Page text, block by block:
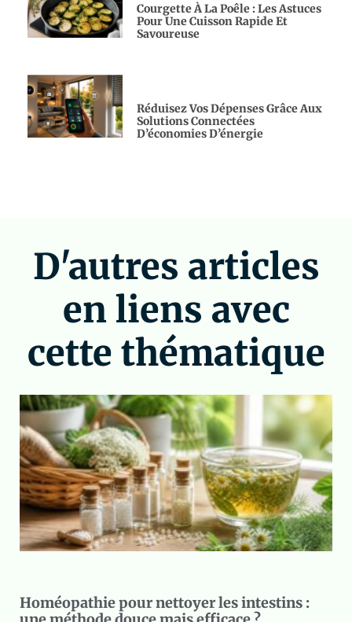
Courgette À La Poêle : Les Astuces
Pour Une Cuisson Rapide Et
Savoureuse
Réduisez Vos Dépenses Grâce Aux
Solutions Connectées
D’économies D’énergie
D'autres articles
en liens avec
cette thématique
Homéopathie pour nettoyer les intestins :